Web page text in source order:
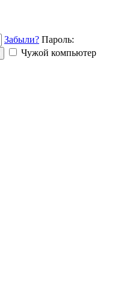
Забыли? Пароль:
Чужой компьютер